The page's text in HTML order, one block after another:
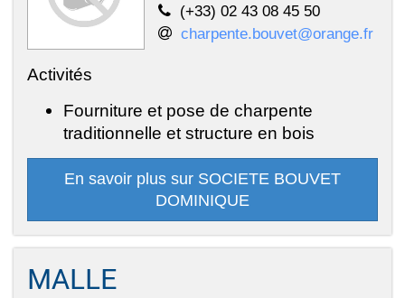
(+33) 02 43 08 45 50
charpente.bouvet@orange.fr
Activités
Fourniture et pose de charpente
traditionnelle et structure en bois
En savoir plus sur SOCIETE BOUVET
DOMINIQUE
MALLE